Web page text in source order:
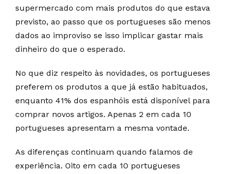
supermercado com mais produtos do que estava
previsto, ao passo que os portugueses são menos
dados ao improviso se isso implicar gastar mais
dinheiro do que o esperado.
No que diz respeito às novidades, os portugueses
preferem os produtos a que já estão habituados,
enquanto 41% dos espanhóis está disponível para
comprar novos artigos. Apenas 2 em cada 10
portugueses apresentam a mesma vontade.
As diferenças continuam quando falamos de
experiência. Oito em cada 10 portugueses